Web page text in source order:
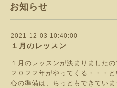
お知らせ
2021-12-03 10:40:00
１月のレッスン
１月のレッスンが決まりましたの
２０２２年がやってくる・・・と
心の準備は、ちっともできてい